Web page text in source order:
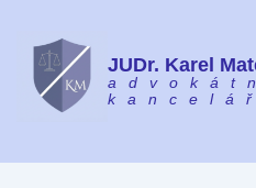
Skip
JUDr. Karel
kancelář